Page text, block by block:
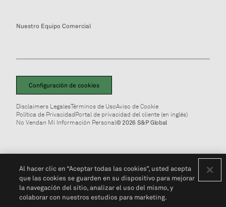
Nuestro Equipo Comercial
Configuración de cookies
Disclaimers LegalesTérminos de UsoAviso de Cookie
Política de PrivacidadPortal de privacidad del cliente (en inglés)
No Vendan Mi Información Personal© 2026 S&P Global
Al hacer clic en “Aceptar todas las cookies”, usted acepta
que las cookies se guarden en su dispositivo para mejorar
la navegación del sitio, analizar el uso del mismo, y
colaborar con nuestros estudios para marketing.